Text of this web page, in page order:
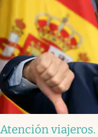
Atención viajeros.